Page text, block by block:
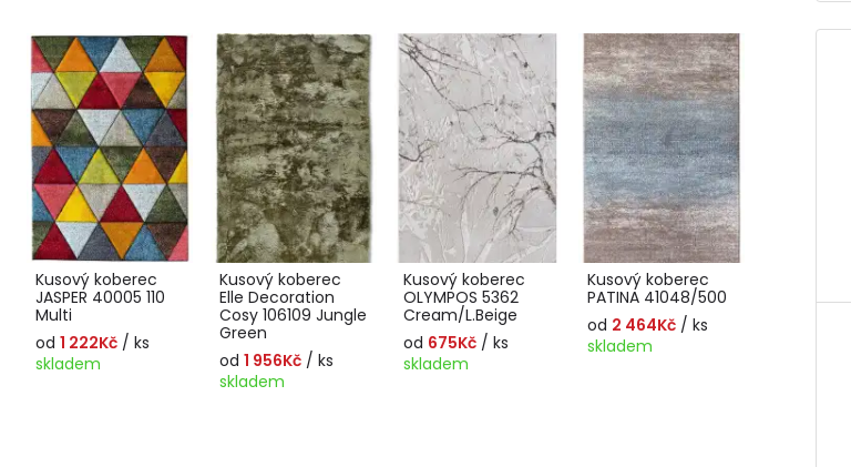
Kusový koberec
JASPER 40005 110
Multi
od 1 222Kč / ks
skladem
Kusový koberec
Elle Decoration
Cosy 106109 Jungle
Green
od 1 956Kč / ks
skladem
Kusový koberec
OLYMPOS 5362
Cream/L.Beige
od 675Kč / ks
skladem
Kusový koberec
PATINA 41048/500
od 2 464Kč / ks
skladem